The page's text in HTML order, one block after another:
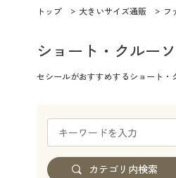
レディ
レディ
女性下着
トップ 大きいサイズ通販 フ
ショート・クルー
セシールがおすすめするショート